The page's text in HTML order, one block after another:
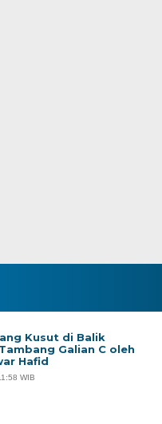
Kusut di Balik
Galian C oleh
Hafid
WIB